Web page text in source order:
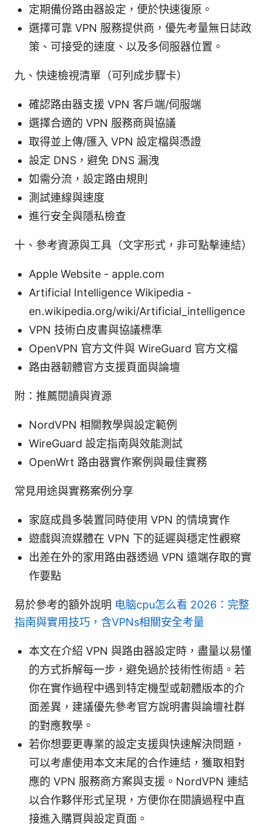
定期備份路由器設定，便於快速復原。
選擇可靠 VPN 服務提供商，優先考量無日誌政
策、可接受的速度、以及多伺服器位置。
九、快速檢視清單（可列成步驟卡）
確認路由器支援 VPN 客戶端/伺服端
選擇合適的 VPN 服務商與協議
取得並上傳/匯入 VPN 設定檔與憑證
設定 DNS，避免 DNS 漏洩
如需分流，設定路由規則
測試連線與速度
進行安全與隱私檢查
十、參考資源與工具（文字形式，非可點擊連結）
Apple Website - apple.com
Artificial Intelligence Wikipedia -
en.wikipedia.org/wiki/Artificial_intelligence
VPN 技術白皮書與協議標準
OpenVPN 官方文件與 WireGuard 官方文檔
路由器韌體官方支援頁面與論壇
附：推薦閱讀與資源
NordVPN 相關教學與設定範例
WireGuard 設定指南與效能測試
OpenWrt 路由器實作案例與最佳實務
常見用途與實務案例分享
家庭成員多裝置同時使用 VPN 的情境實作
遊戲與流媒體在 VPN 下的延遲與穩定性觀察
出差在外的家用路由器透過 VPN 遠端存取的實
作要點
易於參考的額外說明 电脑cpu怎么看 2026：完整
指南與實用技巧，含VPNs相關安全考量
本文在介紹 VPN 與路由器設定時，盡量以易懂
的方式拆解每一步，避免過於技術性術語。若
你在實作過程中遇到特定機型或韌體版本的介
面差異，建議優先參考官方說明書與論壇社群
的對應教學。
若你想要更專業的設定支援與快速解決問題，
可以考慮使用本文末尾的合作連結，獲取相對
應的 VPN 服務商方案與支援。NordVPN 連結
以合作夥伴形式呈現，方便你在閱讀過程中直
接進入購買與設定頁面。